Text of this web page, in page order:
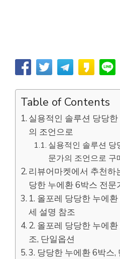
Table of Contents
실용적인 솔루션 당당
의 조언으로
실용적인 솔루션 당
문가의 조언으로 구
리뷰어마켓에서 추천하
당한 누에환 6박스 전
1. 올포레 당당한 누에
세 설명 참조
2. 올포레 당당한 누에
조, 단일옵션
3. 당당한 누에환 6박스,